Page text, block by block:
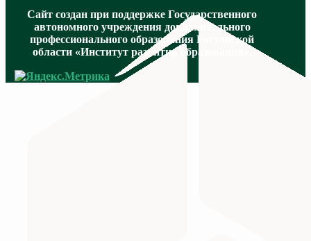
МИНИСТЕРСТВО ПРОСВЕЩЕНИЯ
Сайт создан при поддержке Государственного
автономного учреждения дополнительного
профессионального образования Ростовской
области «Институт развития образования».